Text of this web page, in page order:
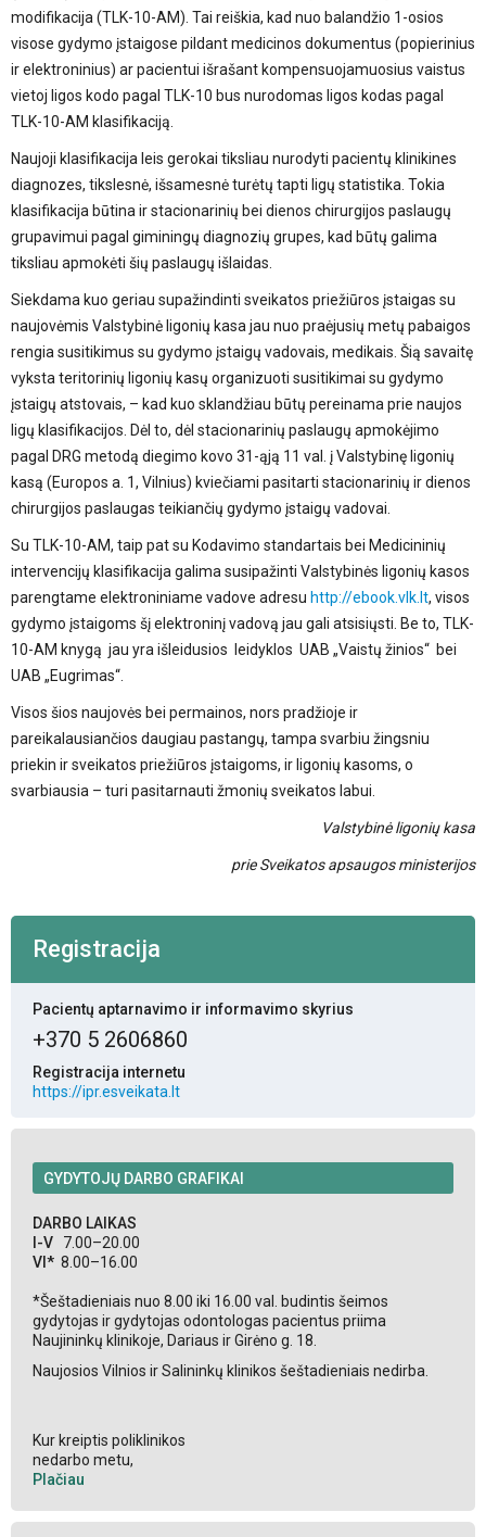
modifikacija (TLK-10-AM). Tai reiškia, kad nuo balandžio 1-osios
visose gydymo įstaigose pildant medicinos dokumentus (popierinius
ir elektroninius) ar pacientui išrašant kompensuojamuosius vaistus
vietoj ligos kodo pagal TLK-10 bus nurodomas ligos kodas pagal
TLK-10-AM klasifikaciją.
Naujoji klasifikacija leis gerokai tiksliau nurodyti pacientų klinikines
diagnozes, tikslesnė, išsamesnė turėtų tapti ligų statistika. Tokia
klasifikacija būtina ir stacionarinių bei dienos chirurgijos paslaugų
grupavimui pagal giminingų diagnozių grupes, kad būtų galima
tiksliau apmokėti šių paslaugų išlaidas.
Siekdama kuo geriau supažindinti sveikatos priežiūros įstaigas su
naujovėmis Valstybinė ligonių kasa jau nuo praėjusių metų pabaigos
rengia susitikimus su gydymo įstaigų vadovais, medikais. Šią savaitę
vyksta teritorinių ligonių kasų organizuoti susitikimai su gydymo
įstaigų atstovais, – kad kuo sklandžiau būtų pereinama prie naujos
ligų klasifikacijos. Dėl to, dėl stacionarinių paslaugų apmokėjimo
pagal DRG metodą diegimo kovo 31-ąją 11 val. į Valstybinę ligonių
kasą (Europos a. 1, Vilnius) kviečiami pasitarti stacionarinių ir dienos
chirurgijos paslaugas teikiančių gydymo įstaigų vadovai.
Su TLK-10-AM, taip pat su Kodavimo standartais bei Medicininių
intervencijų klasifikacija galima susipažinti Valstybinės ligonių kasos
parengtame elektroniniame vadove adresu http://ebook.vlk.lt, visos
gydymo įstaigoms šį elektroninį vadovą jau gali atsisiųsti. Be to, TLK-
10-AM knygą jau yra išleidusios leidyklos UAB „Vaistų žinios“ bei
UAB „Eugrimas“.
Visos šios naujovės bei permainos, nors pradžioje ir
pareikalausiančios daugiau pastangų, tampa svarbiu žingsniu
priekin ir sveikatos priežiūros įstaigoms, ir ligonių kasoms, o
svarbiausia – turi pasitarnauti žmonių sveikatos labui.
Valstybinė ligonių kasa
prie Sveikatos apsaugos ministerijos
Registracija
Pacientų aptarnavimo ir informavimo skyrius
+370 5 2606860
Registracija internetu
https://ipr.esveikata.lt
GYDYTOJŲ DARBO GRAFIKAI
DARBO LAIKAS
I-V 7.00–20.00
VI* 8.00–16.00
*Šeštadieniais nuo 8.00 iki 16.00 val. budintis šeimos
gydytojas ir gydytojas odontologas pacientus priima
Naujininkų klinikoje, Dariaus ir Girėno g. 18.
Naujosios Vilnios ir Salininkų klinikos šeštadieniais nedirba.
Kur kreiptis poliklinikos
nedarbo metu,
Plačiau